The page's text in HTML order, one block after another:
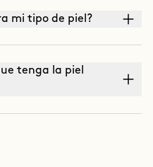
mi tipo de piel?
tenga la piel